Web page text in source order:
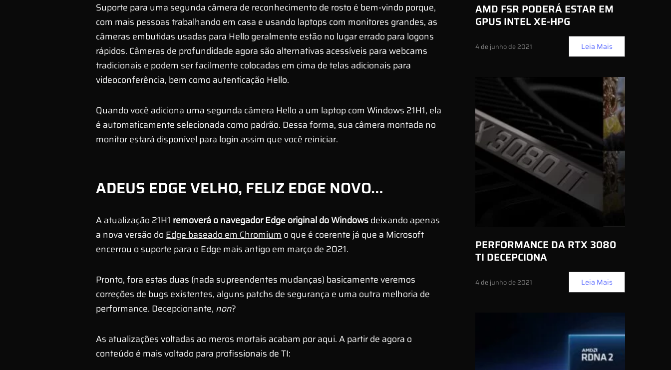
Suporte para uma segunda câmera de reconhecimento de rosto é bem-vindo porque,
com mais pessoas trabalhando em casa e usando laptops com monitores grandes, as
câmeras embutidas usadas para Hello geralmente estão no lugar errado para logons
rápidos. Câmeras de profundidade agora são alternativas acessíveis para webcams
tradicionais e podem ser facilmente colocadas em cima de telas adicionais para
videoconferência, bem como autenticação Hello.
Quando você adiciona uma segunda câmera Hello a um laptop com Windows 21H1, ela
é automaticamente selecionada como padrão. Dessa forma, sua câmera montada no
monitor estará disponível para login assim que você reiniciar.
ADEUS EDGE VELHO, FELIZ EDGE NOVO…
A atualização 21H1 removerá o navegador Edge original do Windowsdeixando apenas
a nova versão doEdge baseado em Chromiumo que é coerente já que a Microsoft
encerrou o suporte para o Edge mais antigo em março de 2021.
Pronto, fora estas duas (nada supreendentes mudanças) basicamente veremos
correções de bugs existentes, alguns patchs de segurança e uma outra melhoria de
performance. Decepcionante, non?
As atualizações voltadas ao meros mortais acabam por aqui. A partir de agora o
conteúdo é mais voltado para profissionais de TI:
AMD FSR PODERÁ ESTAR EM
GPUS INTEL XE-HPG
4 de junho de 2021 Leia Mais
PERFORMANCE DA RTX 3080
TI DECEPCIONA
4 de junho de 2021 Leia Mais